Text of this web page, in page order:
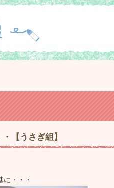
【うさぎ組】
に・・・